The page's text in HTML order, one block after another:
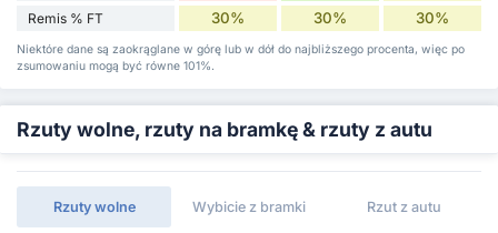
Remis % FT 30% 30% 30%
Niektóre dane są zaokrąglane w górę lub w dół do najbliższego procenta, więc po
zsumowaniu mogą być równe 101%.
Rzuty wolne, rzuty na bramkę & rzuty z autu
Rzuty wolne Wybicie z bramki Rzut z autu